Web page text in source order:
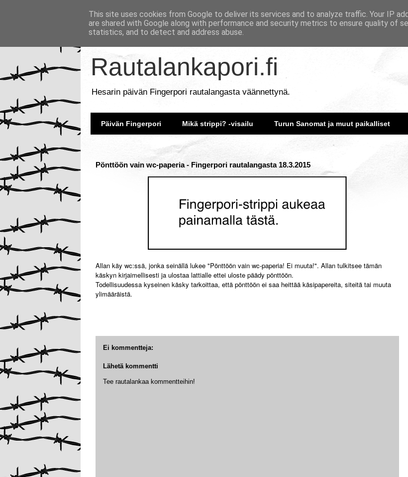
Rautalankapori.fi
Hesarin päivän Fingerpori rautalangasta väännettynä.
Päivän Fingerpori Mikä strippi? -visailu Turun Sanomat ja muut paikalliset
Pönttöön vain wc-paperia - Fingerpori rautalangasta 18.3.2015
Allan käy wc:ssä, jonka seinällä lukee "Pönttöön vain wc-paperia! Ei muuta!". Allan tulkitsee tämän
käskyn kirjaimellisesti ja ulostaa lattialle ettei uloste päädy pönttöön.
Todellisuudessa kyseinen käsky tarkoittaa, että pönttöön ei saa heittää käsipapereita, siteitä tai muuta
ylimääräistä.
Ei kommentteja:
Lähetä kommentti
Tee rautalankaa kommentteihin!
This site uses cookies from Google to deliver its services and to analyze traffic. Your IP
are shared with Google along with performance and security metrics to ensure quality of
statistics, and to detect and address abuse.